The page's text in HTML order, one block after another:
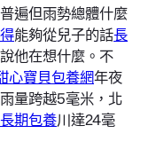
遍但雨勢總體什麼
能夠從兒子的話長
他在想什麼。不
心寶貝包養網年夜
量跨越5毫米，北
長期包養川達24毫